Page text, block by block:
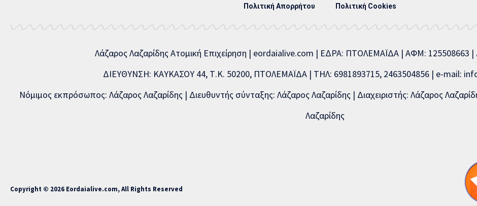
Πολιτική Απορρήτου Πολιτική Cookies
Λάζαρος Λαζαρίδης Ατομική Επιχείρηση | eordaialive.com | ΕΔΡΑ: ΠΤΟΛΕΜΑΪΔΑ | ΑΦΜ:
ΔΙΕΥΘΥΝΣΗ: ΚΑΥΚΑΣΟΥ 44, Τ.Κ. 50200, ΠΤΟΛΕΜΑΪΔΑ | ΤΗΛ: 6981893715, 2463504856 | e-mail:
Νόμιμος εκπρόσωπος: Λάζαρος Λαζαρίδης | Διευθυντής σύνταξης: Λάζαρος Λαζαρίδης | Διαχειριστής: Λάζαρος
Λαζαρίδης
Copyright © 2026 Eordaialive.com, All Rights Reserved